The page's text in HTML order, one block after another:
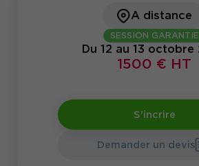
A distance
SESSION GARANTIE
Du 12 au 13 octobre
1500 € HT
S'incrire
Demander un devis